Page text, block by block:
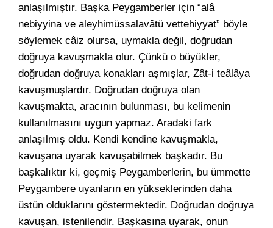
anlaşılmıştır. Başka Peygamberler için “alâ
nebiyyina ve aleyhimüssalavâtü vettehiyyat” böyle
söylemek câiz olursa, uymakla değil, doğrudan
doğruya kavuşmakla olur. Çünkü o büyükler,
doğrudan doğruya konakları aşmışlar, Zât-i teâlâya
kavuşmuşlardır. Doğrudan doğruya olan
kavuşmakta, aracının bulunması, bu kelimenin
kullanılmasını uygun yapmaz. Aradaki fark
anlaşılmış oldu. Kendi kendine kavuşmakla,
kavuşana uyarak kavuşabilmek başkadır. Bu
başkalıktır ki, geçmiş Peygamberlerin, bu ümmette
Peygambere uyanların en yükseklerinden daha
üstün olduklarını göstermektedir. Doğrudan doğruya
kavuşan, istenilendir. Başkasına uyarak, onun